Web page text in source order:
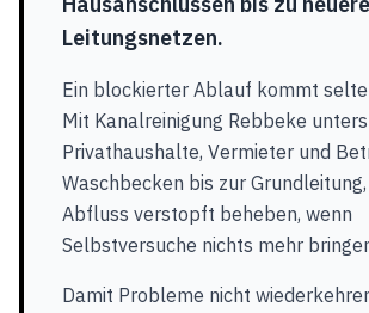
Leitungsnetzen.
Ein blockierter Ablauf kommt
Mit Kanalreinigung Rebbeke
Privathaushalte, Vermieter und
Waschbecken bis zur
Abfluss verstopft beheben, wenn
Selbstversuche nichts mehr
Damit Probleme nicht